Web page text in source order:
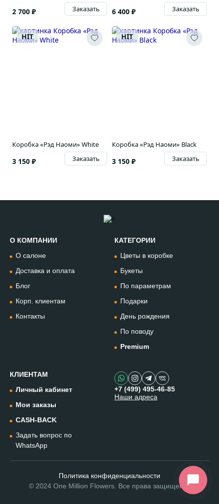
2 700 ₽ Заказать 6 400 ₽ Заказать
HIT
Коробка «Рэд Наоми» White
3 150 ₽ Заказать
HIT
Коробка «Рэд Наоми» Black
3 150 ₽ Заказать
О КОМПАНИИ
О салоне
Доставка и оплата
Блог
Корп. клиентам
Контакты
КАТЕГОРИИ
Цветы в коробке
Букеты
По параметрам
Подарки
День рождения
По поводу
Premium
КЛИЕНТАМ
Личный кабинет
Мои заказы
CASH-BACK
Задать вопрос по
WhatsApp
+7 (499) 495-46-85
Наши адреса
© 2024 One Million Flowers. Все права защищены.
Политика конфиденциальности
Позвонить
+74994954685
WhatsApp
+79912981236
@omflowersbot
Instagram